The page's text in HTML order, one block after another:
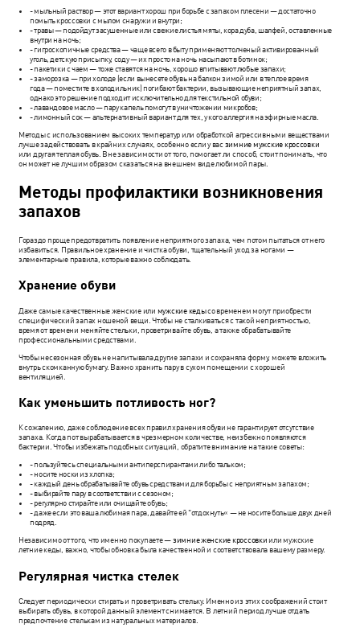
- мыльный раствор — этот вариант хорош при борьбе с запахом плесени — достаточно
помыть кроссовки с мылом снаружи и внутри;
- травы — подойдут засушенные или свежие листья мяты, кора дуба, шалфей, оставленные
внутри на ночь;
- гигроскопичные средства — чаще всего в быту применяют толченый активированный
уголь, детскую присыпку, соду — их просто на ночь насыпают в ботинок;
- пакетики с чаем — тоже ставятся на ночь, хорошо впитывают любые запахи;
- заморозка — при холоде (если вынесете обувь на балкон зимой или в теплое время
года — поместите в холодильник) погибают бактерии, вызывающие неприятный запах,
однако это решение подходит исключительно для текстильной обуви;
- лавандовое масло — пару капель помогут в уничтожении микробов;
- лимонный сок — альтернативный вариант для тех, у кого аллергия на эфирные масла.
Методы с использованием высоких температур или обработкой агрессивными веществами
лучше задействовать в крайних случаях, особенно если у васзимние мужские кроссовки
или другая теплая обувь. Вне зависимости от того, помогает ли способ, стоит понимать, что
он может не лучшим образом сказаться на внешнем виде любимой пары.
Методы профилактики возникновения
запахов
Гораздо проще предотвратить появление неприятного запаха, чем потом пытаться от него
избавиться. Правильное хранение и чистка обуви, тщательный уход за ногами —
элементарные правила, которые важно соблюдать.
Хранение обуви
Даже самые качественные женские или мужские кедысо временем могут приобрести
специфический запах ношеной вещи. Чтобы не сталкиваться с такой неприятностью,
время от времени меняйте стельки, проветривайте обувь, а также обрабатывайте
профессиональными средствами.
Чтобы несезонная обувь не напитывала другие запахи и сохраняла форму, можете вложить
внутрь скомканную бумагу. Важно хранить пару в сухом помещении с хорошей
вентиляцией.
Как уменьшить потливость ног?
К сожалению, даже соблюдение всех правил хранения обуви не гарантирует отсутствие
запаха. Когда пот вырабатывается в чрезмерном количестве, неизбежно появляются
бактерии. Чтобы избежать подобных ситуаций, обратите внимание на такие советы:
- пользуйтесь специальными антиперспирантами либо тальком;
- носите носки из хлопка;
- каждый день обрабатывайте обувь средствами для борьбы с неприятным запахом;
- выбирайте пару в соответствии с сезоном;
- регулярно стирайте или очищайте обувь;
- даже если это ваша любимая пара, давайте ей "‎отдохнуть«‎ — не носите больше двух дней
подряд.
Независимо от того, что именно покупаете —зимние женские кроссовки или мужские
летние кеды, важно, чтобы обновка была качественной и соответствовала вашему размеру.
Регулярная чистка стелек
Следует периодически стирать и проветривать стельку. Именно из этих соображений стоит
выбирать обувь, в которой данный элемент снимается. В летний период лучше отдать
предпочтение стелькам из натуральных материалов.